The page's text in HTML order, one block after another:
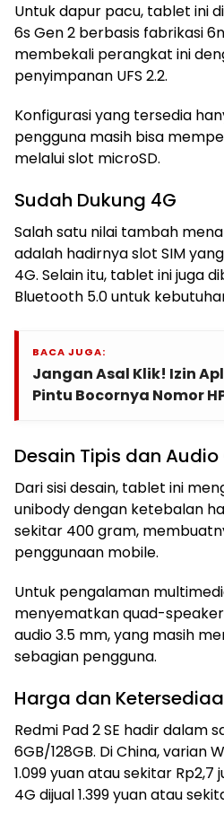
Untuk dapur pacu, tablet ini
6s Gen 2 berbasis fabrikasi
membekali perangkat ini
penyimpanan UFS 2.2.
Konfigurasi yang tersedia
pengguna masih bisa
melalui slot microSD.
Sudah Dukung 4G
Salah satu nilai tambah
adalah hadirnya slot SIM
4G. Selain itu, tablet ini juga
Bluetooth 5.0 untuk
BACA JUGA:
Jangan Asal Klik! Izin
Pintu Bocornya Nomor
Desain Tipis dan
Dari sisi desain, tablet ini
unibody dengan ketebalan
sekitar 400 gram,
penggunaan mobile.
Untuk pengalaman
menyematkan quad-
audio 3.5 mm, yang masih
sebagian pengguna.
Harga dan
Redmi Pad 2 SE hadir dalam
6GB/128GB. Di China, varian
1.099 yuan atau sekitar
4G dijual 1.399 yuan atau